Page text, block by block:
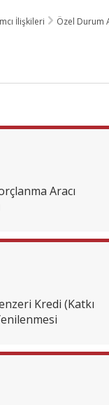
İlişkileri Özel Durum
Aracı
Kredi (Katkı